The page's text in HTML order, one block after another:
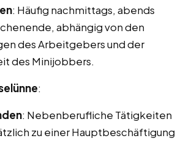
: Häufig nachmittags, abends
abhängig von den
des Arbeitgebers und der
des Minijobbers.
:
: Nebenberufliche Tätigkeiten
zu einer Hauptbeschäftigung